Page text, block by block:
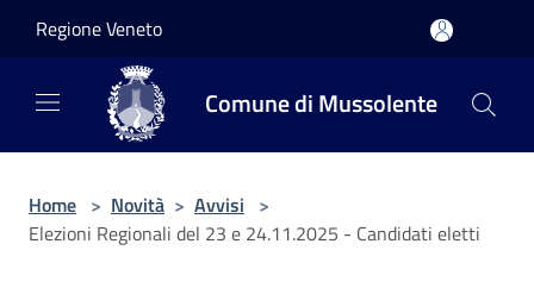
Regione Veneto
Comune di Mussolente
Home > Novità > Avvisi >
Elezioni Regionali del 23 e 24.11.2025 - Candidati eletti